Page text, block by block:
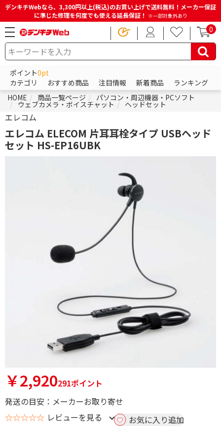
デンキチWebなら、3,300円以上(税込)のお買い上げで送料無料！メーカー保証
に準じた修理を何度でも使える延長保証！ ※一部対象外あり
0
ポイント0pt
カテゴリ
おすすめ商品 注目情報 新着商品
ランキング
HOME
商品一覧ページ パソコン・周辺機器・PCソフト
ウェブカメラ・ボイスチャット ヘッドセット
エレコム
エレコム ELECOM 片耳耳栓タイプ USBヘッド
セット HS-EP16UBK
￥2,920291ポイント
発送の目安：メーカーお取り寄せ
☆☆☆☆☆ レビューを見る お気に入り追加